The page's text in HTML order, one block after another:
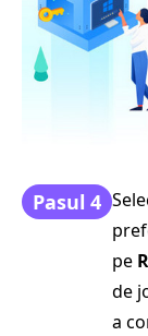
Pasul 4
pe
de
a